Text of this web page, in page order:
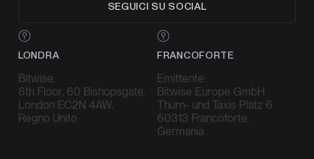
SEGUICI SU SOCIAL
LONDRA
Bitwise,
6th Floor, 60 Bishopsgate,
London EC2N 4AW,
Regno Unito
FRANCOFORTE
Emittente:
Bitwise Europe GmbH
Thurn- und Taxis Platz 6
60313 Francoforte,
Germania